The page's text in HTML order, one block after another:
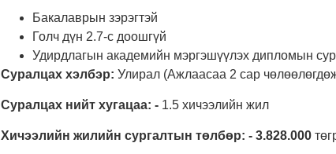
Бакалаврын зэрэгтэй
Голч дүн 2.7-с доошгүй
Удирдлагын академийн мэргэшүүлэх дипломын
Суралцах хэлбэр: Улирал (Ажлаасаа 2 сар
Суралцах нийт хугацаа: - 1.5 хичээлийн жил
Хичээлийн жилийн сургалтын төлбөр: - 3.828.000